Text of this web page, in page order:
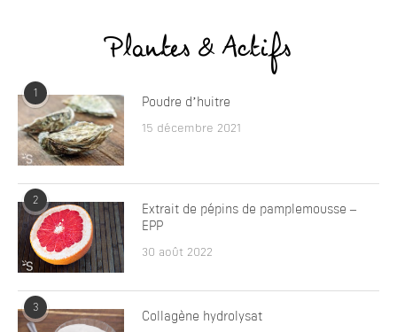
Plantes & Actifs
1
Poudre d’huitre
15 décembre 2021
2
Extrait de pépins de pamplemousse –
EPP
30 août 2022
3
Collagène hydrolysat